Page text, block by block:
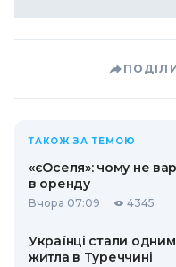
ТАКОЖ ЗА ТЕМОЮ
«єОселя»: чому не
в оренду
Вчора 07:09 4345
Українці стали
житла в Туреччині